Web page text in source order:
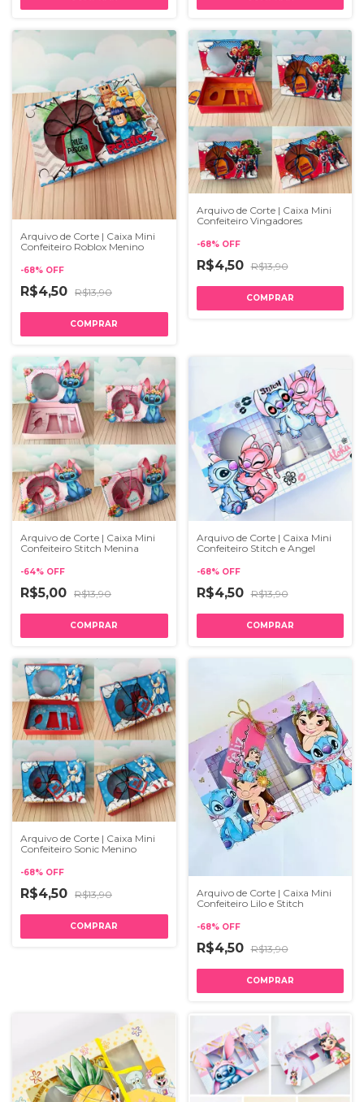
Arquivo de Corte | Caixa Mini
Confeiteiro Roblox Menino
-68% OFF
R$4,50 R$13,90
Arquivo de Corte | Caixa Mini
Confeiteiro Vingadores
-68% OFF
R$4,50 R$13,90
Arquivo de Corte | Caixa Mini
Confeiteiro Stitch Menina
-64% OFF
R$5,00 R$13,90
Arquivo de Corte | Caixa Mini
Confeiteiro Stitch e Angel
-68% OFF
R$4,50 R$13,90
Arquivo de Corte | Caixa Mini
Confeiteiro Sonic Menino
-68% OFF
R$4,50 R$13,90
Arquivo de Corte | Caixa Mini
Confeiteiro Lilo e Stitch
-68% OFF
R$4,50 R$13,90